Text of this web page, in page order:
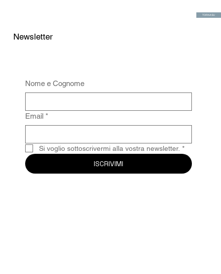
TORNA SU
Newsletter
Nome e Cognome
Email *
Si voglio sottoscrivermi alla vostra newsletter. *
ISCRIVIMI